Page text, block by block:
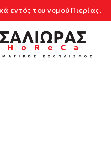
εντός του νομού Πιερίας.